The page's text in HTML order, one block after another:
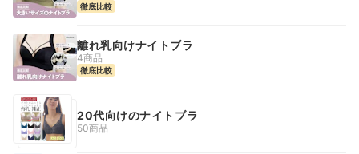
徹底比較
離れ乳向けナイトブラ
4商品
徹底比較
20代向けのナイトブラ
50商品